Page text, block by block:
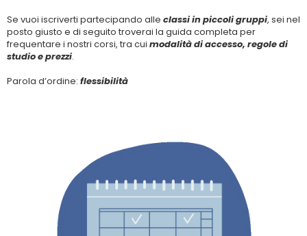
Se vuoi iscriverti partecipando alle classi in piccoli gruppi, sei nel
posto giusto e di seguito troverai la guida completa per
frequentare i nostri corsi, tra cui modalità di accesso, regole di
studio e prezzi.
Parola d’ordine: flessibilità